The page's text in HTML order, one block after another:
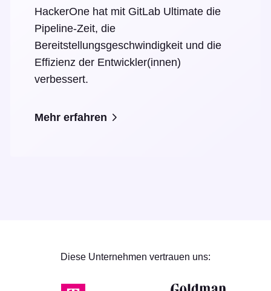
HackerOne hat mit GitLab Ultimate die
Pipeline-Zeit, die
Bereitstellungsgeschwindigkeit und die
Effizienz der Entwickler(innen)
verbessert.
Mehr erfahren
Diese Unternehmen vertrauen uns: